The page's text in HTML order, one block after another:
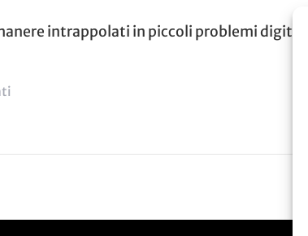
intrappolati in piccoli problemi digitali.